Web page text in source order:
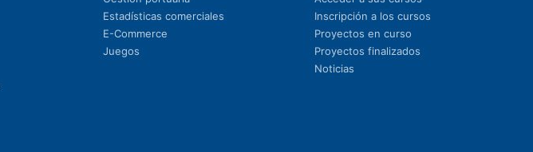
Estadísticas comerciales
E-Commerce
Juegos
Inscripción a los cursos
Proyectos en curso
Proyectos finalizados
Noticias